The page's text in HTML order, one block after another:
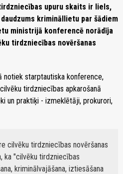
upuru skaits ir liels,
krimināllietu par šādiem
ministrijā konferencē norādīja
tirdzniecības novēršanas
notiek starptautiska konference,
tirdzniecības apkarošanā
un praktiķi - izmeklētāji, prokurori,
cilvēku tirdzniecības novēršanas
ka "cilvēku tirdzniecības
kriminālvajāšana, iztiesāšana